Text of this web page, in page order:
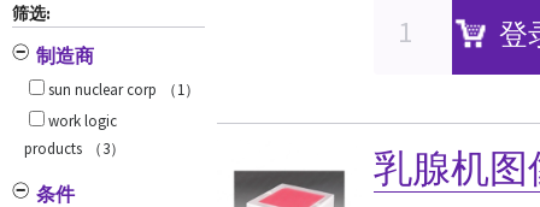
筛选:
制造商
sun nuclear corp
（1）
work logic
products
（3）
条件
登
乳腺机